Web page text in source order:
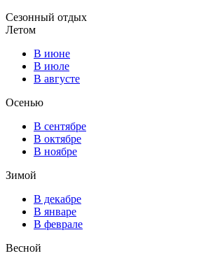
Сезонный отдых
Летом
В июне
В июле
В августе
Осенью
В сентябре
В октябре
В ноябре
Зимой
В декабре
В январе
В феврале
Весной